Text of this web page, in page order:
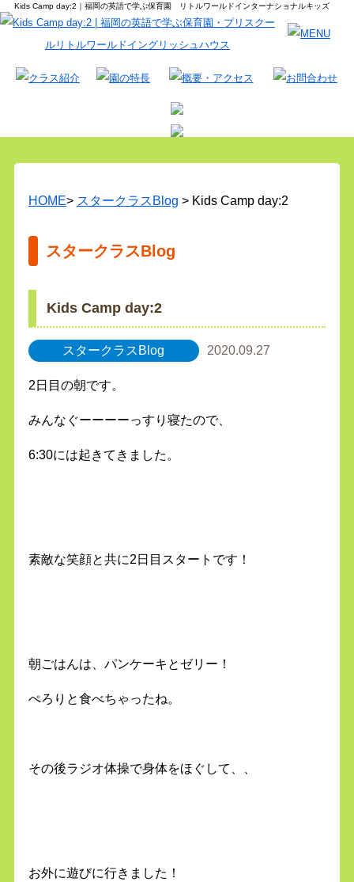
Kids Camp day:2｜福岡の英語で学ぶ保育園 リトルワールドインターナショナルキッズ
HOME> スタークラスBlog > Kids Camp day:2
スタークラスBlog
Kids Camp day:2
スタークラスBlog 2020.09.27
2日目の朝です。
みんなぐーーーーっすり寝たので、
6:30には起きてきました。
素敵な笑顔と共に2日目スタートです！
朝ごはんは、パンケーキとゼリー！
ぺろりと食べちゃったね。
その後ラジオ体操で身体をほぐして、、
お外に遊びに行きました！